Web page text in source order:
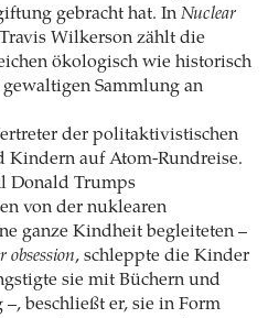
gebracht hat. In Nuclear
Wilkerson zählt die
ökologisch wie historisch
Sammlung an
der politaktivistischen
auf Atom-Rundreise.
Donald Trumps
von der nuklearen
ganze Kindheit begleiteten –
obsession, schleppte die Kinder
sie mit Büchern und
beschließt er, sie in Form